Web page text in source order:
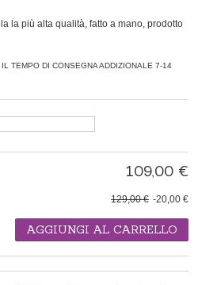
la più alta qualità, fatto a mano, prodotto
TEMPO DI CONSEGNA ADDIZIONALE 7-14
109,00 €
-20,00 €
129,00 €
AGGIUNGI AL CARRELLO